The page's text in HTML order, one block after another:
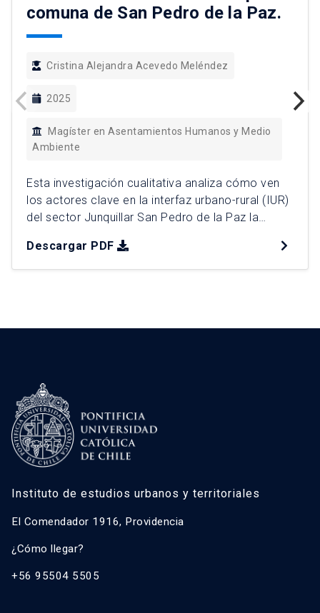
comuna de San Pedro de la Paz.
Cristina Alejandra Acevedo Meléndez
2025
Magíster en Asentamientos Humanos y Medio
Ambiente
Esta investigación cualitativa analiza cómo ven
los actores clave en la interfaz urbano-rural (IUR)
del sector Junquillar San Pedro de la Paz la
papel de la planificación territorial y la posibilidad
de aplicar soluciones basadas en la naturaleza
Descargar PDF
Instituto de estudios urbanos y territoriales
El Comendador 1916, Providencia
¿Cómo llegar?
+56 95504 5505